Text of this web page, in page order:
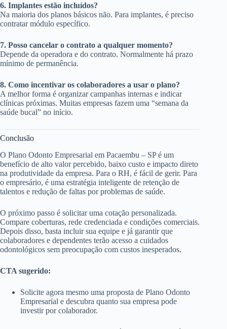
6. Implantes estão incluídos?
Na maioria dos planos básicos não. Para implantes, é preciso
contratar módulo específico.
7. Posso cancelar o contrato a qualquer momento?
Depende da operadora e do contrato. Normalmente há prazo
mínimo de permanência.
8. Como incentivar os colaboradores a usar o plano?
A melhor forma é organizar campanhas internas e indicar
clínicas próximas. Muitas empresas fazem uma “semana da
saúde bucal” no início.
Conclusão
O Plano Odonto Empresarial em Pacaembu – SP é um
benefício de alto valor percebido, baixo custo e impacto direto
na produtividade da empresa. Para o RH, é fácil de gerir. Para
o empresário, é uma estratégia inteligente de retenção de
talentos e redução de faltas por problemas de saúde.
O próximo passo é solicitar uma cotação personalizada.
Compare coberturas, rede credenciada e condições comerciais.
Depois disso, basta incluir sua equipe e já garantir que
colaboradores e dependentes terão acesso a cuidados
odontológicos sem preocupação com custos inesperados.
CTA sugerido:
Solicite agora mesmo uma proposta de Plano Odonto
Empresarial e descubra quanto sua empresa pode
investir por colaborador.